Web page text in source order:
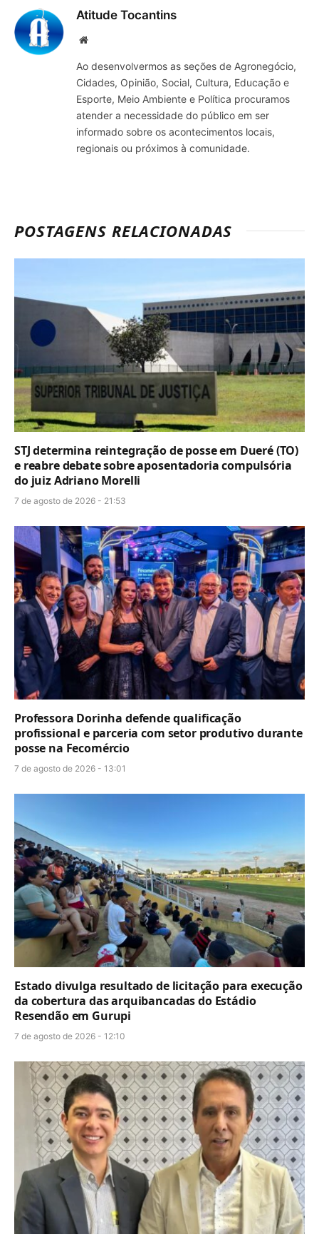
Atitude Tocantins
Site
Ao desenvolvermos as seções de Agronegócio,
Cidades, Opinião, Social, Cultura, Educação e
Esporte, Meio Ambiente e Política procuramos
atender a necessidade do público em ser
informado sobre os acontecimentos locais,
regionais ou próximos à comunidade.
POSTAGENS RELACIONADAS
STJ determina reintegração de posse em Dueré (TO)
e reabre debate sobre aposentadoria compulsória
do juiz Adriano Morelli
7 de agosto de 2026 - 21:53
Professora Dorinha defende qualificação
profissional e parceria com setor produtivo durante
posse na Fecomércio
7 de agosto de 2026 - 13:01
Estado divulga resultado de licitação para execução
da cobertura das arquibancadas do Estádio
Resendão em Gurupi
7 de agosto de 2026 - 12:10